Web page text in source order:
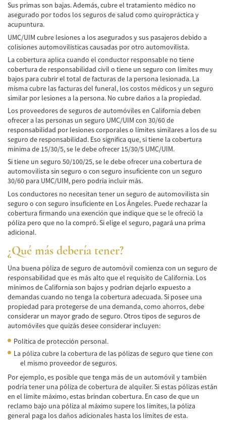
Compensation for Auto Accidents
Dealing with Insurance Adjusters
Defective Airbags
Defective Car Door Latch
Defective Tires
Distracted Driver
Head-on Collisions
Hit and Run Accident
Intersection Accident
Seat Belt Failure
Side Impact Collisions
T-Bone Accident
What to Do After an Accident
Catastrophic Injury
Auto Accidents
Airplane Accident Attorney
Sus primas son bajas. Además, cubre el tratamiento médico no
asegurado por todos los seguros de salud como quiropráctica y
acupuntura.
UMC/UIM cubre lesiones a los asegurados y sus pasajeros debido a
colisiones automovilísticas causadas por otro automovilista.
La cobertura aplica cuando el conductor responsable no tiene
cobertura de responsabilidad civil o tiene un seguro con límites muy
bajos para cubrir el total de facturas de la persona lesionada. La
misma cubre las facturas del funeral, los costos médicos y un seguro
similar por lesiones a la persona. No cubre daños a la propiedad.
Los proveedores de seguros de automóviles en California deben
ofrecer a las personas un seguro UMC/UIM con 30/60 de
responsabilidad por lesiones corporales o límites similares a los de su
seguro de responsabilidad. Eso significa que, si tiene la cobertura
mínima de 15/30/5, se le debe ofrecer 15/30/5 UMC/UIM.
Si tiene un seguro 50/100/25, se le debe ofrecer una cobertura de
automovilista sin seguro o con seguro insuficiente con un seguro
30/60 para UMC/UIM, pero podría incluir más.
Los conductores no necesitan tener un seguro de automovilista sin
seguro o con seguro insuficiente en Los Ángeles. Puede rechazar la
cobertura firmando una exención que indique que se le ofreció la
póliza pero que no la compró. Si elige el seguro, pagará una prima
adicional.
¿Qué más debería tener?
Una buena póliza de seguro de automóvil comienza con un seguro de
responsabilidad que es más alto que el requisito de California. Los
mínimos de California son bajos y podrían dejarlo expuesto a
demandas cuando no tenga la cobertura adecuada. Si posee una
propiedad para protegerse de una demanda, como ahorros, debe
considerar un mayor grado de seguro. Otros tipos de seguros de
automóviles que quizás desee considerar incluyen:
Política de protección personal.
La póliza cubre la cobertura de las pólizas de seguro que tiene con
el mismo proveedor de seguros.
Por ejemplo, es posible que tenga más de un automóvil y también
podría tener una póliza de cobertura de alquiler. Si estas pólizas están
en el límite máximo, estas brindan cobertura. En caso de que un
reclamo bajo una póliza al máximo supere los límites, la póliza
general paga los daños adicionales hasta los límites de esta.